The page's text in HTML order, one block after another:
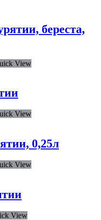
береста,
View
View
0,25л
View
View